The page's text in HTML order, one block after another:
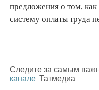
предложения о том,
систему оплаты труда
Следите за самым
канале Татмедиа